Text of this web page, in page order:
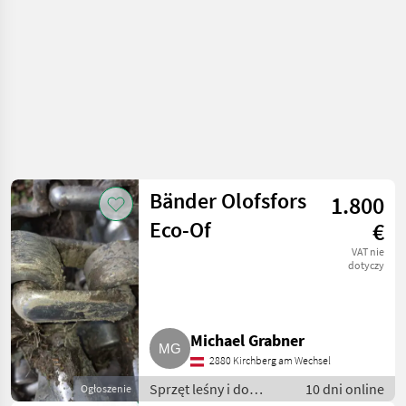
Ogłoszenie
Bänder Olofsfors
Eco-Of
1.800
€
VAT nie
dotyczy
Michael Grabner
2880 Kirchberg am Wechsel
Sprzęt leśny i do
10 dni online